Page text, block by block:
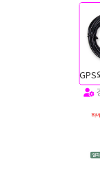
GPS